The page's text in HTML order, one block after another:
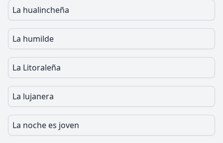
La hualincheña
La humilde
La Litoraleña
La lujanera
La noche es joven